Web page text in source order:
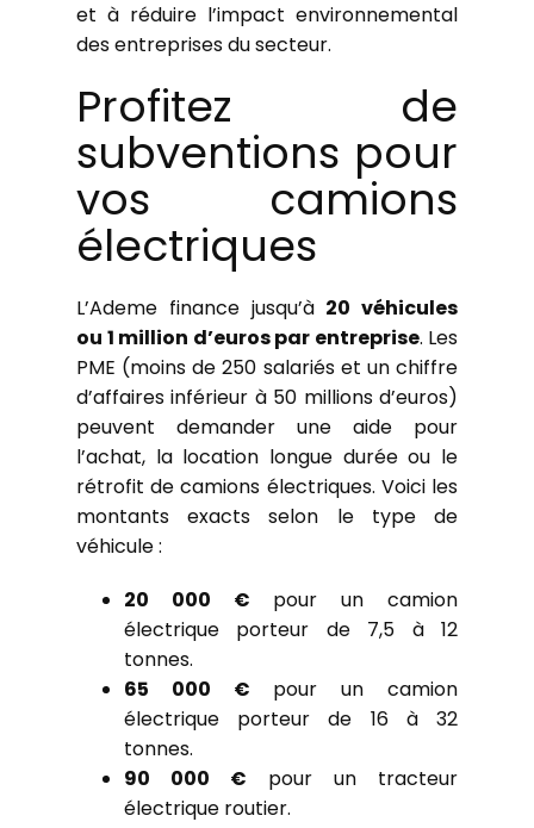
et à réduire l’impact environnemental
des entreprises du secteur.
Profitez de
subventions pour
vos camions
électriques
L’Ademe finance jusqu’à 20 véhicules
ou 1 million d’euros par entreprise. Les
PME (moins de 250 salariés et un chiffre
d’affaires inférieur à 50 millions d’euros)
peuvent demander une aide pour
l’achat, la location longue durée ou le
rétrofit de camions électriques. Voici les
montants exacts selon le type de
véhicule :
20 000 € pour un camion
électrique porteur de 7,5 à 12
tonnes.
65 000 € pour un camion
électrique porteur de 16 à 32
tonnes.
90 000 € pour un tracteur
électrique routier.